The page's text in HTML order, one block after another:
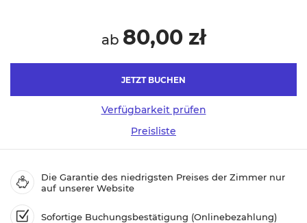
ab 80,00 zł
JETZT BUCHEN
Verfügbarkeit prüfen
Preisliste
Die Garantie des niedrigsten Preises der Zimmer nur
auf unserer Website
Sofortige Buchungsbestätigung (Onlinebezahlung)